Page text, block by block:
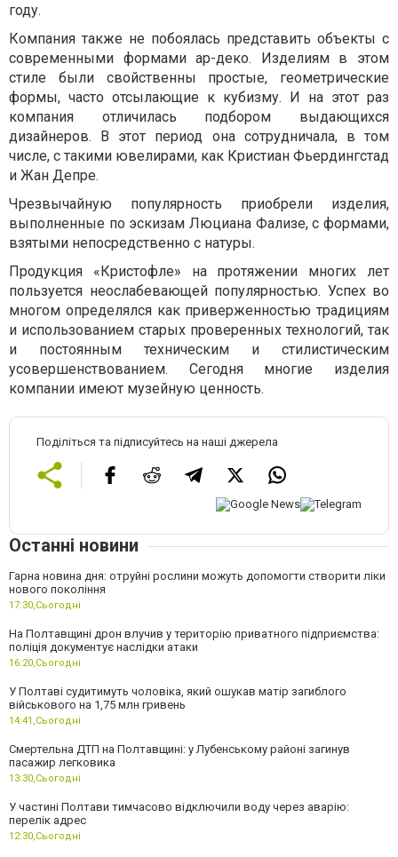
году.
Компания также не побоялась представить объекты с
современными формами ар-деко. Изделиям в этом
стиле были свойственны простые, геометрические
формы, часто отсылающие к кубизму. И на этот раз
компания отличилась подбором выдающихся
дизайнеров. В этот период она сотрудничала, в том
числе, с такими ювелирами, как Кристиан Фьердингстад
​​и Жан Депре.
Чрезвычайную популярность приобрели изделия,
выполненные по эскизам Люциана Фализе, с формами,
взятыми непосредственно с натуры.
Продукция «Кристофле» на протяжении многих лет
пользуется неослабевающей популярностью. Успех во
многом определялся как приверженностью традициям
и использованием старых проверенных технологий, так
и постоянным техническим и стилистическим
усовершенствованием. Сегодня многие изделия
компании имеют музейную ценность.
Поділіться та підписуйтесь на наші джерела
Останні новини
Гарна новина дня: отруйні рослини можуть допомогти створити ліки
нового покоління
17:30,Сьогодні
На Полтавщині дрон влучив у територію приватного підприємства:
поліція документує наслідки атаки
16:20,Сьогодні
У Полтаві судитимуть чоловіка, який ошукав матір загиблого
військового на 1,75 млн гривень
14:41,Сьогодні
Смертельна ДТП на Полтавщині: у Лубенському районі загинув
пасажир легковика
13:30,Сьогодні
У частині Полтави тимчасово відключили воду через аварію:
перелік адрес
12:30,Сьогодні